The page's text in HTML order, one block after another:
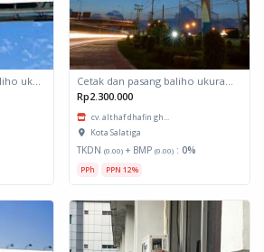
Rp2.300.000
cv. althaf dhafin gh...
Kota Salatiga
TKDN (0.00) + BMP (0.00) : 0%
PPh PPN 12%